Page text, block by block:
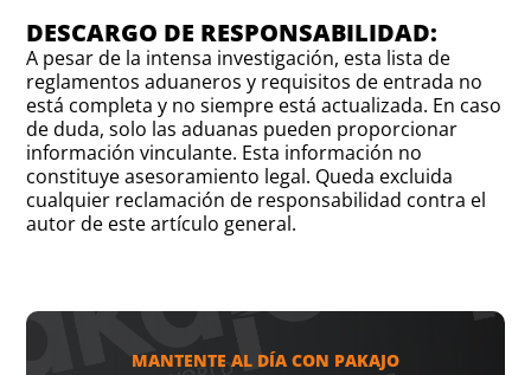
DESCARGO DE RESPONSABILIDAD:
A pesar de la intensa investigación, esta lista de
reglamentos aduaneros y requisitos de entrada no
está completa y no siempre está actualizada. En caso
de duda, solo las aduanas pueden proporcionar
información vinculante. Esta información no
constituye asesoramiento legal. Queda excluida
cualquier reclamación de responsabilidad contra el
autor de este artículo general.
MANTENTE AL DÍA CON PAKAJO